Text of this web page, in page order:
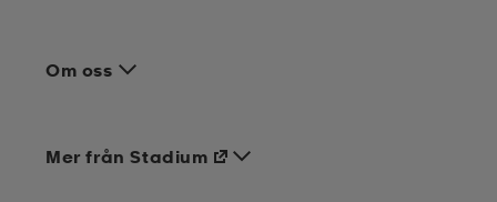
Om oss
Mer från Stadium